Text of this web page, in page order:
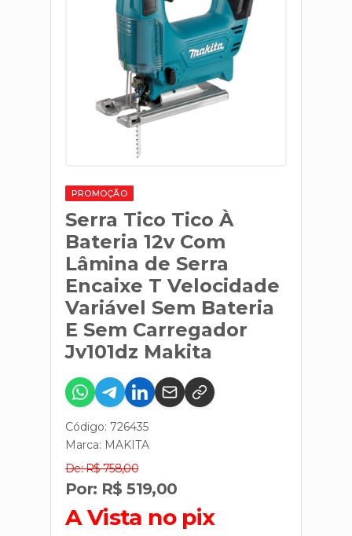
PROMOÇÃO
Serra Tico Tico À
Bateria 12v Com
Lâmina de Serra
Encaixe T Velocidade
Variável Sem Bateria
E Sem Carregador
Jv101dz Makita
Código: 726435
Marca: MAKITA
De: R$ 758,00
Por: R$ 519,00
A Vista no pix